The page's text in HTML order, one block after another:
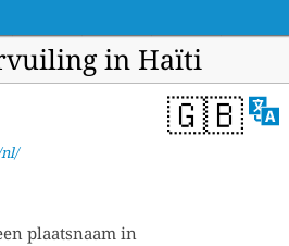
in Haïti
🇬🇧
plaatsnaam in